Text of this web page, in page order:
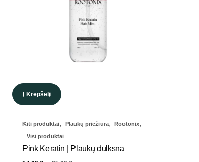
Į Krepšelį
Kiti produktai, Plaukų priežiūra, Rootonix,
Visi produktai
Pink Keratin | Plaukų dulksna